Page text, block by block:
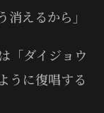
消えるから」
「ダイジョウ
うに復唱する